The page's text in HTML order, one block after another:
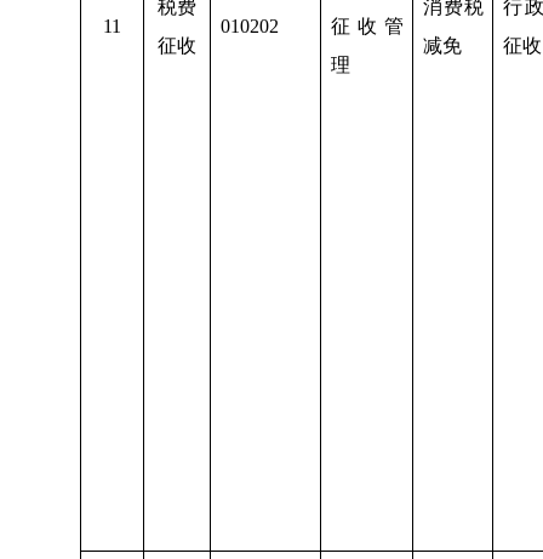
11
税费
征收
010202
征收管
理
消费税
减免
行
征收